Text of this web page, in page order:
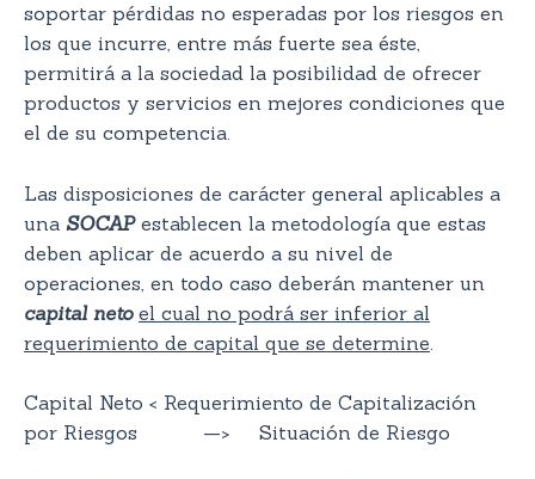
soportar pérdidas no esperadas por los riesgos en
los que incurre, entre más fuerte sea éste,
permitirá a la sociedad la posibilidad de ofrecer
productos y servicios en mejores condiciones que
el de su competencia.
Las disposiciones de carácter general aplicables a
una SOCAPestablecen la metodología que estas
deben aplicar de acuerdo a su nivel de
operaciones, en todo caso deberán mantener un
capital neto el cual no podrá ser inferior al
requerimiento de capital que se determine
Capital Neto < Requerimiento de Capitalización
por Riesgos —> Situación de Riesgo